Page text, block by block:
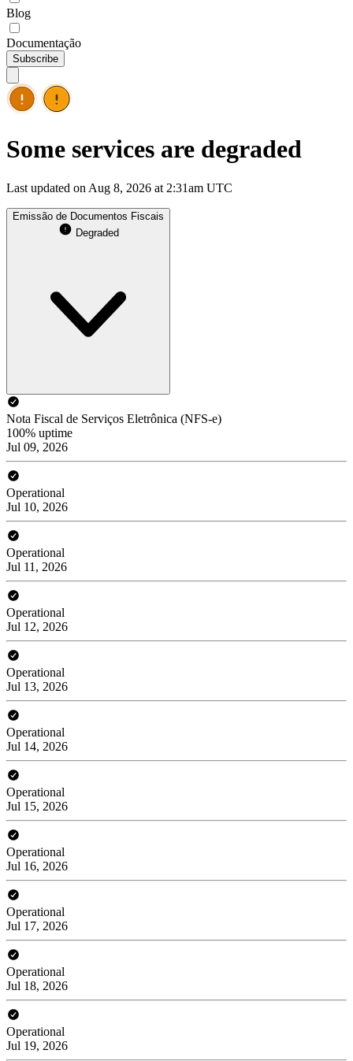
Blog
Documentação
Subscribe
Some services are degraded
Last updated on Aug 8, 2026 at 2:31am UTC
Emissão de Documentos Fiscais
Degraded
Nota Fiscal de Serviços Eletrônica (NFS-e)
100% uptime
Jul 09, 2026
Operational
Jul 10, 2026
Operational
Jul 11, 2026
Operational
Jul 12, 2026
Operational
Jul 13, 2026
Operational
Jul 14, 2026
Operational
Jul 15, 2026
Operational
Jul 16, 2026
Operational
Jul 17, 2026
Operational
Jul 18, 2026
Operational
Jul 19, 2026